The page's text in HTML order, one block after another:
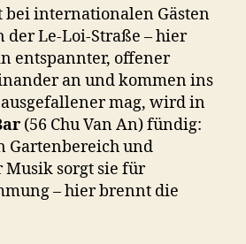
bei internationalen Gästen
der Le-Loi-Straße – hier
entspannter, offener
an und kommen ins
ausgefallener mag, wird in
(56 Chu Van An) fündig:
Gartenbereich und
sorgt sie für
– hier brennt die